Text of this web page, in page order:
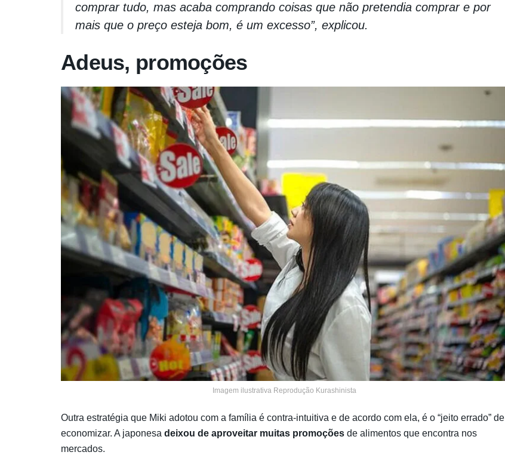
comprar tudo, mas acaba comprando coisas que não pretendia comprar e por
mais que o preço esteja bom, é um excesso”, explicou.
Adeus, promoções
Imagem ilustrativa Reprodução Kurashinista
Outra estratégia que Miki adotou com a família é contra-intuitiva e de acordo com ela, é o “jeito errado” de
economizar. A japonesa deixou de aproveitar muitas promoções de alimentos que encontra nos
mercados.